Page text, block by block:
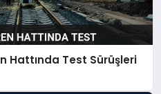
Hattında Test Sürüşleri